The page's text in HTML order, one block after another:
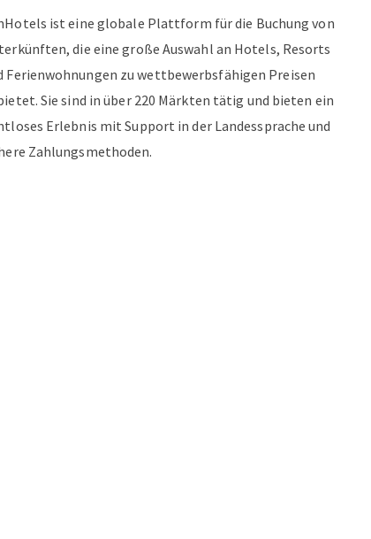
ist eine globale Plattform für die Buchung von
die eine große Auswahl an Hotels, Resorts
Ferienwohnungen zu wettbewerbsfähigen Preisen
Sie sind in über 220 Märkten tätig und bieten ein
Erlebnis mit Support in der Landessprache und
Zahlungsmethoden.